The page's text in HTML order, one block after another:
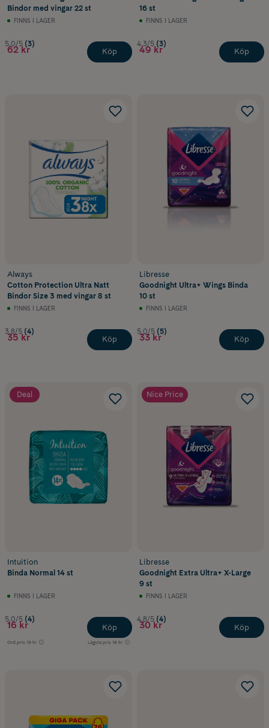
Bindor med vingar 22 st
FINNS I LAGER
5.0/5 (3)
62 kr Köp
16 st
FINNS I LAGER
4.3/5 (3)
49 kr Köp
Always
Cotton Protection Ultra Natt
Bindor Size 3 med vingar 8 st
FINNS I LAGER
3.8/5 (4)
35 kr Köp
Libresse
Goodnight Ultra+ Wings Binda
10 st
FINNS I LAGER
5.0/5 (5)
33 kr Köp
Deal
Intuition
Binda Normal 14 st
FINNS I LAGER
5.0/5 (4)
16 kr
Ord.pris 19 kr Lägsta pris 18 kr
Köp
Nice Price
Libresse
Goodnight Extra Ultra+ X-Large
9 st
FINNS I LAGER
4.8/5 (4)
30 kr Köp